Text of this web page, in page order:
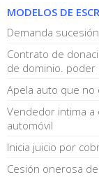
MODELOS DE
Demanda
Contrato de
de dominio. poder
Apela auto que no
Vendedor intima
automóvil
Inicia juicio por
Cesión onerosa